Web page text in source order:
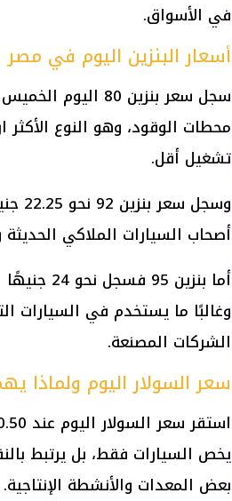
في الأسواق.
أسعار البنزين اليوم في مصر
محطات الوقود، وهو النوع
تشغيل أقل.
أصحاب السيارات الملاكي
أما
وغالبًا ما يستخدم في السيارات
الشركات المصنعة.
سعر السولار اليوم ولماذا
يخص السيارات فقط، بل يرتبط
بعض المعدات والأنشطة الإنتاجية.